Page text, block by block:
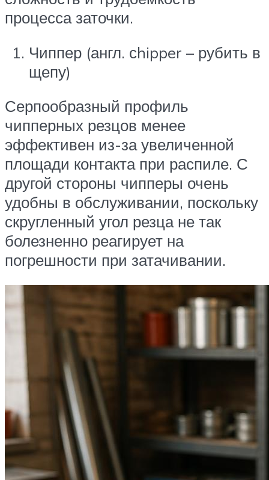
процесса заточки.
Чиппер (англ. сhipper – рубить в
щепу)
Серпообразный профиль
чипперных резцов менее
эффективен из-за увеличенной
площади контакта при распиле. С
другой стороны чипперы очень
удобны в обслуживании, поскольку
скругленный угол резца не так
болезненно реагирует на
погрешности при затачивании.